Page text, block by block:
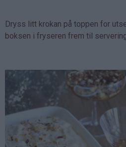
Dryss litt krokan på toppen for
boksen i fryseren frem til